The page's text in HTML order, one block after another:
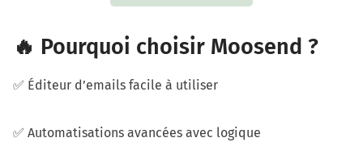
🔥 Pourquoi choisir Moosend ?
✅ Éditeur d’emails facile à utiliser
✅ Automatisations avancées avec logique